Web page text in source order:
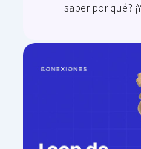
saber por qué?